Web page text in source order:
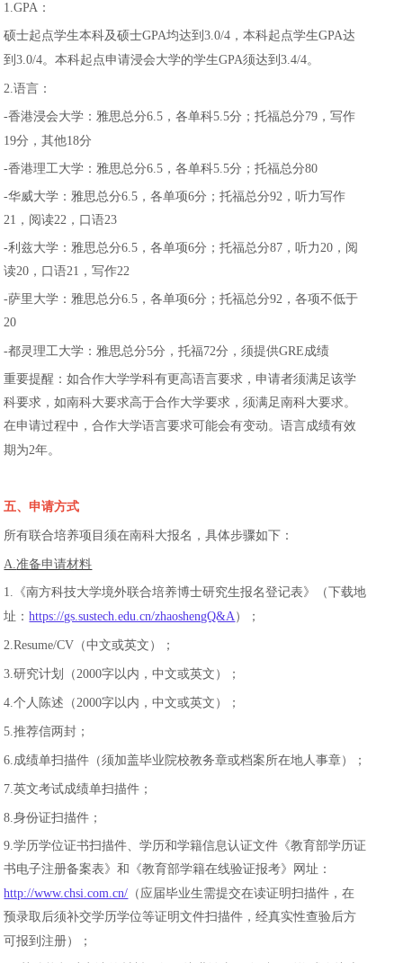
1.GPA ：
硕士起点学生本科及硕士GPA均达到3.0/4 ，本科起点学生GPA达
到3.0/4。本科起点申请浸会大学的学生GPA须达到3.4/4。
2.语言：
-香港浸会大学：雅思总分6.5 ，各单科5.5分；托福总分79 ，写作
19分，其他18分
-香港理工大学：雅思总分6.5 ，各单科5.5分；托福总分80
-华威大学：雅思总分6.5 ，各单项6分；托福总分92 ，听力写作
21 ，阅读22 ，口语23
-利兹大学：雅思总分6.5 ，各单项6分；托福总分87 ，听力20 ，阅
读20 ，口语21 ，写作22
-萨里大学：雅思总分6.5 ，各单项6分；托福总分92 ，各项不低于
20
-都灵理工大学：雅思总分5分，托福72分，须提供GRE成绩
重要提醒：如合作大学学科有更高语言要求，申请者须满足该学
科要求，如南科大要求高于合作大学要求，须满足南科大要求。
在申请过程中，合作大学语言要求可能会有变动。语言成绩有效
期为2年。
五、申请方式
所有联合培养项目须在南科大报名，具体步骤如下：
A.准备申请材料
1. 《南方科技大学境外联合培养博士研究生报名登记表》（下载地
址：https://gs.sustech.edu.cn/zhaoshengQ&A）；
2.Resume/CV （中文或英文）；
3.研究计划（2000字以内，中文或英文）；
4.个人陈述（2000字以内，中文或英文）；
5.推荐信两封；
6.成绩单扫描件（须加盖毕业院校教务章或档案所在地人事章）；
7.英文考试成绩单扫描件；
8.身份证扫描件；
9.学历学位证书扫描件、学历和学籍信息认证文件《教育部学历证
书电子注册备案表》和《教育部学籍在线验证报考》网址：
http://www.chsi.com.cn/ （应届毕业生需提交在读证明扫描件，在
预录取后须补交学历学位等证明文件扫描件，经真实性查验后方
可报到注册）；